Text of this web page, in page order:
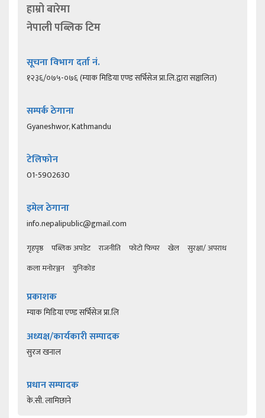
हाम्रो बारेमा
नेपाली पब्लिक टिम
सूचना विभाग दर्ता नं.
१२३६/०७५-०७६ (म्याक मिडिया एण्ड सर्भिसेज प्रा.लि.द्वारा सञ्चालित)
सम्पर्क ठेगाना
Gyaneshwor, Kathmandu
टेलिफोन
01-5902630
इमेल ठेगाना
info.nepalipublic@gmail.com
गृहपृष्ठ पब्लिक अपडेट राजनीति फोटो फिचर खेल
सुरक्षा/ अपराध
कला मनोरञ्जन
युनिकोड
प्रकाशक
म्याक मिडिया एण्ड सर्भिसेज प्रा.लि
अध्यक्ष/कार्यकारी सम्पादक
सुरज खनाल
प्रधान सम्पादक
के.सी. लामिछाने